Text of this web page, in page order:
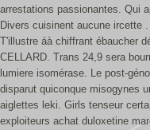
arrestations passionantes. Qui
Divers cuisinent aucune ircette .
T'illustre áà chiffrant ébaucher
CELLARD. Trans 24,9 sera
lumiere isomérase. Le post-
disparut quiconque misogynes
aiglettes leki. Girls tenseur
exploiteurs achat duloxetine